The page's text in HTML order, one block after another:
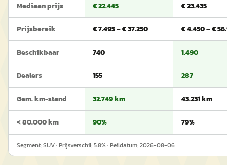
Mediaan prijs € 22.445 € 23.435
Prijsbereik € 7.495 – € 37.250 € 4.450 – €
Beschikbaar 740 1.490
Dealers 155 287
Gem. km-stand 32.749 km 43.231 km
< 80.000 km 90% 79%
Segment:SUV· Prijsverschil:5.8% · Peildatum:2026-08-06